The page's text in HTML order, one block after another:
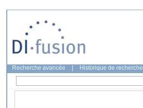
Recherche avancée Historique de recherche